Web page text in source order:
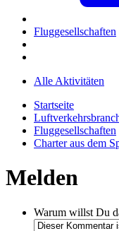
Fluggesellschaften
Alle Aktivitäten
Startseite
Fluggesellschaften
Charter aus dem
Melden
Warum willst Du